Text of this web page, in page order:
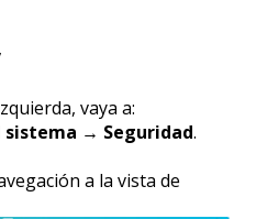
vaya a:
sistema → Seguridad.
a la vista de